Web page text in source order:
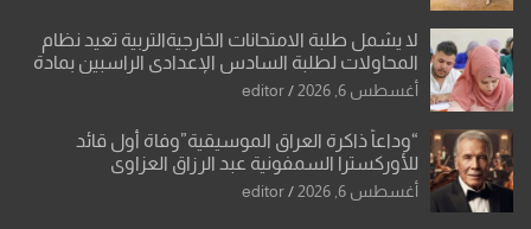
لا يشمل طلبة الامتحانات الخارجيةالتربية تعيد نظام
المحاولات لطلبة السادس الإعدادي الراسبين بمادة
أو مادتين
أغسطس 6, 2026 editor
“وداعاً ذاكرة العراق الموسيقية”وفاة أول قائد
للأوركسترا السمفونية عبد الرزاق العزاوي
أغسطس 6, 2026 editor